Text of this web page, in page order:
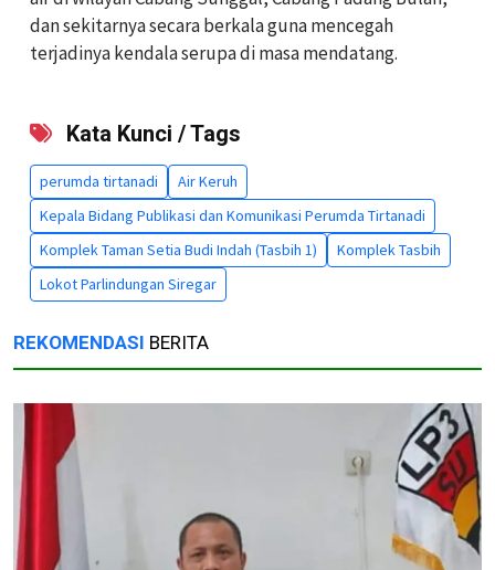
dan sekitarnya secara berkala guna mencegah
terjadinya kendala serupa di masa mendatang.
Kata Kunci / Tags
perumda tirtanadi
Air Keruh
Kepala Bidang Publikasi dan Komunikasi Perumda Tirtanadi
Komplek Taman Setia Budi Indah (Tasbih 1)
Komplek Tasbih
Lokot Parlindungan Siregar
REKOMENDASI BERITA